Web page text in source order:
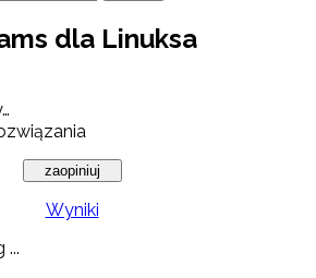
dla Linuksa
Wyniki
...